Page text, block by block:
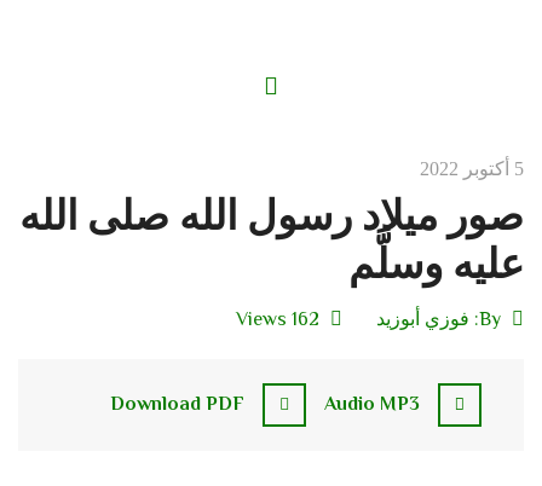
5 أكتوبر 2022
صور ميلاد رسول الله صلى الله
عليه وسلَّم
By: فوزي أبوزيد 162 Views
Audio MP3
Download PDF